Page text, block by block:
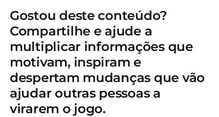
Gostou deste conteúdo?
Compartilhe e ajude a
multiplicar informações que
motivam, inspiram e
despertam mudanças que vão
ajudar outras pessoas a
virarem o jogo.